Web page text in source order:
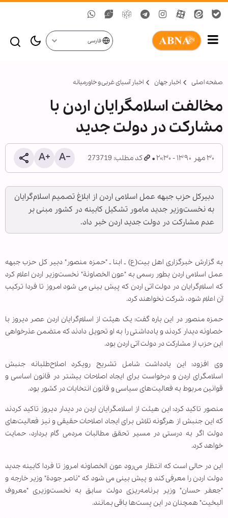
فارسی
صفحه اصلی اخبار جهان اخبار آسیای غربی و خاورمیانه
مخالفت اسلامگرایان اردن با
مشارکت در دولت جدید
۳۰ مهر ۱۳۹۰ - ۲۰:۳۰ کد مطلب: 273719
دبیرکل حزب جبهه عمل اسلامی اردن از ابلاغ تصمیم اسلام‌گرایان
به نخست‌وزیر جدید مامور تشکیل کابینه در کشور مبنی بر
عدم مشارکت در دولت جدید اردن خبر داد.
به گزارش خبرگزاری اهل بیت(ع) ـ ابنا ـ "حمزه منصور" دبیر کل حزب جبهه
عمل اسلامی اردن بطور رسمی به "عون الخصاونة" نخست‌وزیر اردن اعلام کرد
که اسلام‌گرایان در دولت آتی اردن که پیش بینی می شود امروز تا فردا ترکیب
آن اعلام شود، شرکت نخواهند کرد.
حمزه منصور در این باره‌ گفت: یک هیئت از اسلام‌گرایان اردن عصر دیروز با
خصاونه دیدار کردند و یادداشتی را به او تحویل دادند که متضمن عذرخواهی
این حزب از مشارکت در دولت آتی اردن بود.
وی افزود: این یادداشت شامل تشریح رویکرد اصلاح‌طلبانه جنبش
اسلامگرای اردن و درخواست برای ایجاد اصلاحات بیشتر در قانون اساسی و
قوانین مربوط به فعالیت‌های سیاسی و قانون انتخابات در کشور بود.
منصور تاکید کرد: این هیئت از اسلامگرایان اردن در دیدار دیروز تاکید کردند
که این جنبش از هرگونه تلاش برای ایجاد اصلاحات حقیقی و نیز فعالیت‌های
دولت اگر به درستی در مسیر تحقق مطالبات مردمی گام بردارد، حمایت
خواهد کرد.
این در حالی است که انتظار می‌رود عون الخصاونه امروز تا فردا کابینه جدید
دولت اردن را معرفی کند و پیش بینی می شود که "ناصر جودة" وزیر خارجه و
"جعفر حسان" وزیر برنامه‌ریزی دولت سابق به نخست‌وزیری "معروف
البخیت" همچنان در این پست‌ها باقی بمانند.